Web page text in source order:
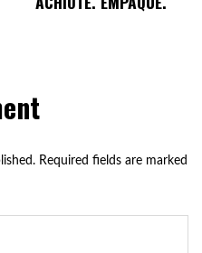
Required fields are marked